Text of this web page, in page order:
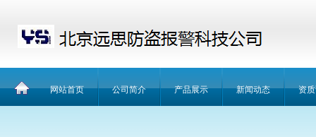
网站首页 公司简介 产品展示 新闻动态 资